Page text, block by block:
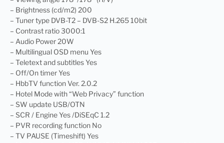
– Brightness (cd/m2) 200
– Tuner type DVB-T2 – DVB-S2 H.265 10bit
– Contrast ratio 3000:1
– Audio Power 20W
– Multilingual OSD menu Yes
– Teletext and subtitles Yes
– Off/On timer Yes
– HbbTV function Ver. 2.0.2
– Hotel Mode with “Web Privacy” function
– SW update USB/OTN
– SCR / Engine Yes /DiSEqC 1.2
– PVR recording function No
– TV PAUSE (Timeshift) Yes